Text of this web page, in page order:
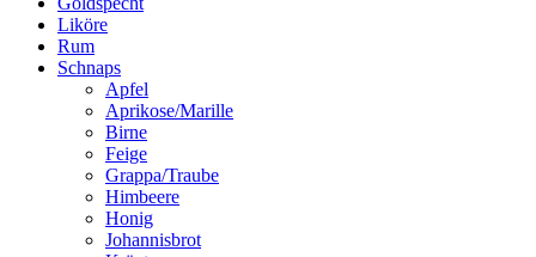
Liköre
Rum
Schnaps
Apfel
Aprikose/Marille
Birne
Feige
Grappa/Traube
Himbeere
Honig
Johannisbrot